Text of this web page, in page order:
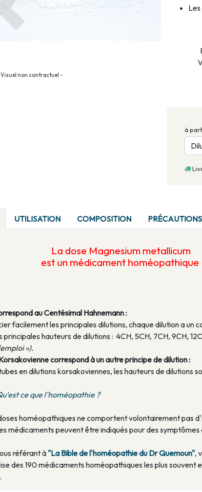
Visuel non contractuel -
à
UTILISATION COMPOSITION
La dose Magnesium metallicum
est un médicament homéopathique
au Centésimal Hahnemann :
facilement les principales dilutions, chaque dilution a un
principales hauteurs de dilutions : 4CH, 5CH, 7CH, 9CH,
»).
correspond à un autre principe de dilution :
en dilutions korsakoviennes, les hauteurs de dilutions
ce que l'homéopathie ?
homéopathiques ne comportent volontairement pas
médicaments peuvent être indiqués pour des
référant à "La Bible de l'homéopathie du Dr Quemoun",
des 190 médicaments homéopathiques les plus souvent